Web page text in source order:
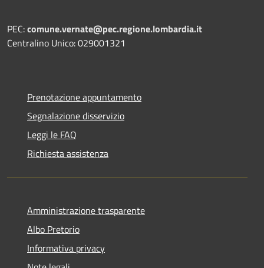
PEC:comune.vernate@pec.regione.lombardia.it
Centralino Unico: 029001321
Prenotazione appuntamento
Segnalazione disservizio
Leggi le FAQ
Richiesta assistenza
Amministrazione trasparente
Albo Pretorio
Informativa privacy